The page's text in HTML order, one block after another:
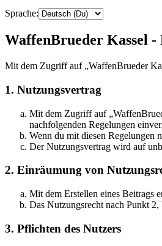
Sprache:
WaffenBrueder Kassel
Mit dem Zugriff auf „WaffenBrueder
1. Nutzungsvertrag
Mit dem Zugriff auf
nachfolgenden Regelungen
Wenn du mit diesen Regelungen
Der Nutzungsvertrag wird auf
2. Einräumung von
Mit dem Erstellen eines Beitrags
Das Nutzungsrecht nach Punkt
3. Pflichten des Nutzers